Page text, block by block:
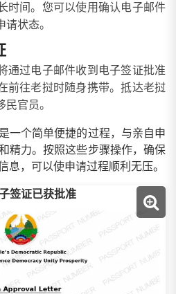
时间。您可以使用确认电子邮件
状态。
通过电子邮件收到电子签证批准
前往老挝时随身携带。抵达老挝
官员。
一个简单便捷的过程，与亲自申
精力。按照这些步骤操作，确保
息，可以使申请过程顺利无压。
签证已获批准